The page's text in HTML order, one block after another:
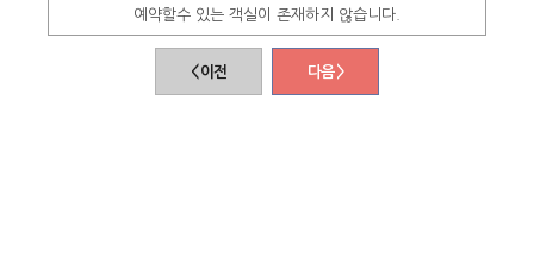
예약할수 있는 객실이 존재하지 않습니다.
< 이전 다음 >